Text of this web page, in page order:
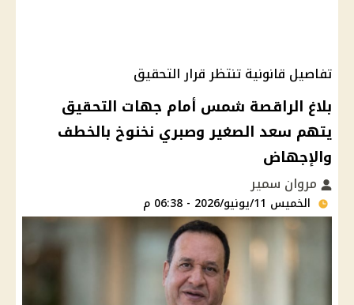
تفاصيل قانونية تنتظر قرار التحقيق
بلاغ الراقصة شمس أمام جهات التحقيق
يتهم سعد الصغير وصبري نخنوخ بالخطف
والإجهاض
مروان سمير
الخميس 11/يونيو/2026 - 06:38 م